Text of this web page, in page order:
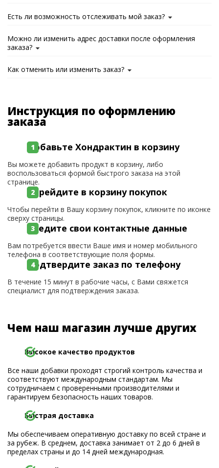
Есть ли возможность отслеживать мой заказ?
Можно ли изменить адрес доставки после оформления
заказа?
Как отменить или изменить заказ?
Инструкция по оформлению
заказа
Добавьте Хондрактин в корзину
Вы можете добавить продукт в корзину, либо
воспользоваться формой быстрого заказа на этой
странице.
Перейдите в корзину покупок
Чтобы перейти в Вашу корзину покупок, кликните по иконке
сверху страницы.
Введите свои контактные данные
Вам потребуется ввести Ваше имя и номер мобильного
телефона в соответствующие поля формы.
Подтвердите заказ по телефону
В течение 15 минут в рабочие часы, с Вами свяжется
специалист для подтверждения заказа.
Чем наш магазин лучше других
Высокое качество продуктов
Все наши добавки проходят строгий контроль качества и
соответствуют международным стандартам. Мы
сотрудничаем с проверенными производителями и
гарантируем безопасность наших товаров.
Быстрая доставка
Мы обеспечиваем оперативную доставку по всей стране и
за рубеж. В среднем, доставка занимает от 2 до 6 дней в
пределах страны и до 14 дней международная.